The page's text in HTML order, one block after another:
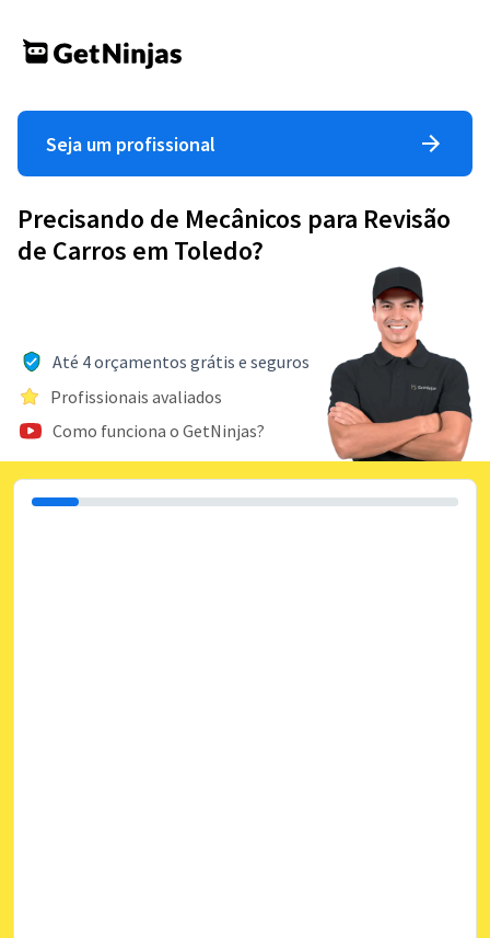
Seja um profissional
Precisando de Mecânicos para Revisão
de Carros em Toledo?
Até 4 orçamentos grátis e seguros
Profissionais avaliados
Como funciona o GetNinjas?